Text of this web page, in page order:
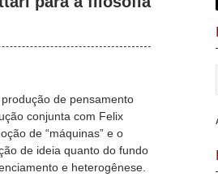
de pensamento
conjunta com Felix
de “máquinas” e o
de ideia quanto do fundo
e heterogênese.